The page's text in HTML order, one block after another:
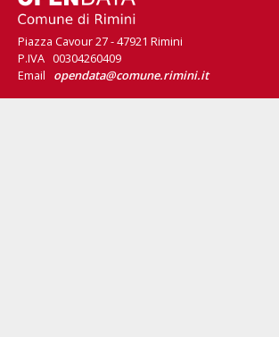
Piazza Cavour 27 - 47921 Rimini
P.IVA 00304260409
Email opendata@comune.rimini.it